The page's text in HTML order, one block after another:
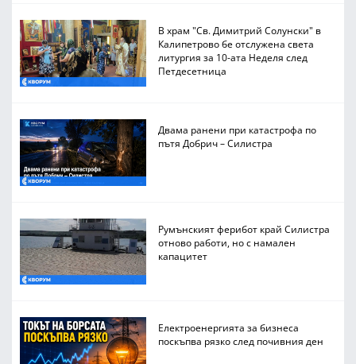
В храм "Св. Димитрий Солунски" в
Калипетрово бе отслужена света
литургия за 10-ата Неделя след
Петдесетница
Двама ранени при катастрофа по
пътя Добрич – Силистра
Румънският ферибот край Силистра
отново работи, но с намален
капацитет
Електроенергията за бизнеса
поскъпва рязко след почивния ден